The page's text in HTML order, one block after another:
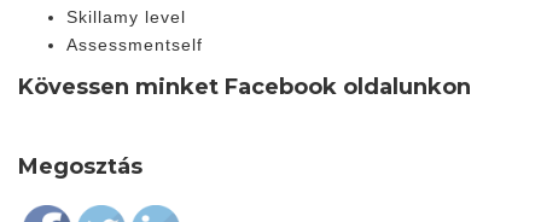
Skillamy level
Assessmentself
Kövessen minket Facebook oldalunkon
Megosztás
Follow